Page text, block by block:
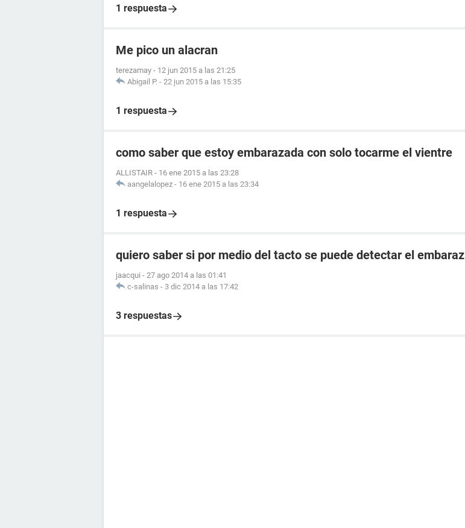
1 respuesta
Me pico un alacran
terezamay - 12 jun 2015 a las 21:25
Abigail P. - 22 jun 2015 a las 15:35
1 respuesta
como saber que estoy embarazada con solo tocarme el vientre
ALLISTAIR - 16 ene 2015 a las 23:28
aangelalopez - 16 ene 2015 a las 23:34
1 respuesta
quiero saber si por medio del tacto se puede detectar el embaraz
jaacqui - 27 ago 2014 a las 01:41
c-salinas - 3 dic 2014 a las 17:42
3 respuestas